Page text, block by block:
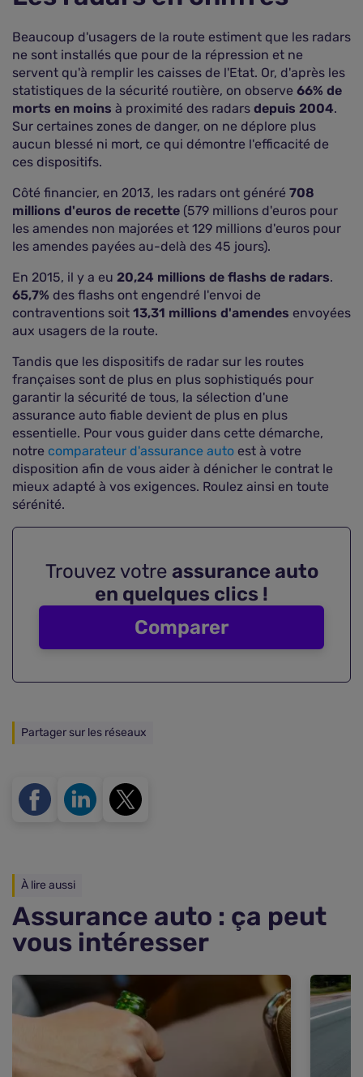
Beaucoup d'usagers de la route estiment que les radars
ne sont installés que pour de la répression et ne
servent qu'à remplir les caisses de l'Etat. Or, d'après les
statistiques de la sécurité routière, on observe 66% de
morts en moins à proximité des radars depuis 2004.
Sur certaines zones de danger, on ne déplore plus
aucun blessé ni mort, ce qui démontre l'efficacité de
ces dispositifs.
Côté financier, en 2013, les radars ont généré 708
millions d'euros de recette (579 millions d'euros pour
les amendes non majorées et 129 millions d'euros pour
les amendes payées au-delà des 45 jours).
En 2015, il y a eu 20,24 millions de flashs de radars.
65,7% des flashs ont engendré l'envoi de
contraventions soit 13,31 millions d'amendes envoyées
aux usagers de la route.
Tandis que les dispositifs de radar sur les routes
françaises sont de plus en plus sophistiqués pour
garantir la sécurité de tous, la sélection d'une
assurance auto fiable devient de plus en plus
essentielle. Pour vous guider dans cette démarche,
notre comparateur d'assurance auto est à votre
disposition afin de vous aider à dénicher le contrat le
mieux adapté à vos exigences. Roulez ainsi en toute
sérénité.
Trouvez votre assurance auto
en quelques clics !
Comparer
Partager sur les réseaux
À lire aussi
Assurance auto : ça peut
vous intéresser